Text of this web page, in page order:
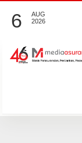
6
AUG
2026